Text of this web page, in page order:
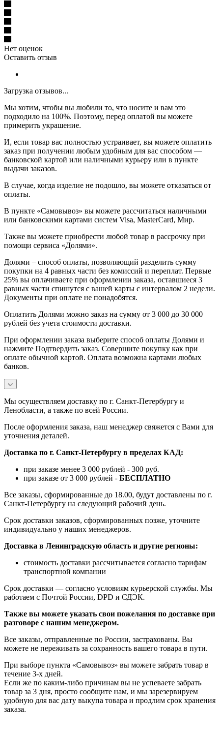
Нет оценок
Оставить отзыв
Загрузка отзывов...
Мы хотим, чтобы вы любили то, что носите и вам это
подходило на 100%. Поэтому, перед оплатой вы можете
примерить украшение.
И, если товар вас полностью устраивает, вы можете оплатить
заказ при получении любым удобным для вас способом —
банковской картой или наличными курьеру или в пункте
выдачи заказов.
В случае, когда изделие не подошло, вы можете отказаться от
оплаты.
В пункте «Самовывоз» вы можете рассчитаться наличными
или банковскими картами систем Visa, MasterCard, Мир.
Также вы можете приобрести любой товар в рассрочку при
помощи сервиса «Долями».
Долями – способ оплаты, позволяющий разделить сумму
покупки на 4 равных части без комиссий и переплат. Первые
25% вы оплачиваете при оформлении заказа, оставшиеся 3
равных части спишутся с вашей карты с интервалом 2 недели.
Документы при оплате не понадобятся.
Оплатить Долями можно заказ на сумму от 3 000 до 30 000
рублей без учета стоимости доставки.
При оформлении заказа выберите способ оплаты Долями и
нажмите Подтвердить заказ. Совершите покупку как при
оплате обычной картой. Оплата возможна картами любых
банков.
Мы осуществляем доставку по г. Санкт-Петербургу и
Ленобласти, а также по всей России.
После оформления заказа, наш менеджер свяжется с Вами для
уточнения деталей.
Доставка по г. Санкт-Петербургу в пределах КАД:
при заказе менее 3 000 рублей - 300 руб.
при заказе от 3 000 рублей - БЕСПЛАТНО
Все заказы, сформированные до 18.00, будут доставлены по г.
Санкт-Петербургу на следующий рабочий день.
Срок доставки заказов, сформированных позже, уточните
индивидуально у наших менеджеров.
Доставка в Ленинградскую область и другие регионы:
стоимость доставки рассчитывается согласно тарифам
транспортной компании
Срок доставки — согласно условиям курьерской службы. Мы
работаем с Почтой России, DPD и СДЭК.
Также вы можете указать свои пожелания по доставке при
разговоре с нашим менеджером.
Все заказы, отправленные по России, застрахованы. Вы
можете не переживать за сохранность вашего товара в пути.
При выборе пункта «Самовывоз» вы можете забрать товар в
течение 3-х дней.
Если же по каким-либо причинам вы не успеваете забрать
товар за 3 дня, просто сообщите нам, и мы зарезервируем
удобную для вас дату выкупа товара и продлим срок хранения
заказа.